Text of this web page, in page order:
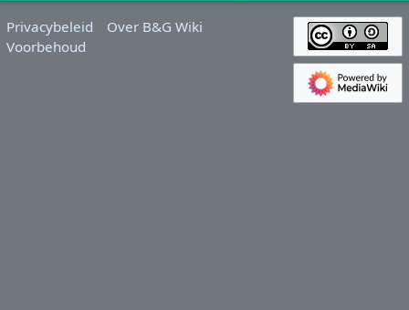
Privacybeleid
Over B&G Wiki
Voorbehoud